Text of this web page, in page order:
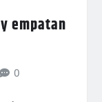
empatan
0